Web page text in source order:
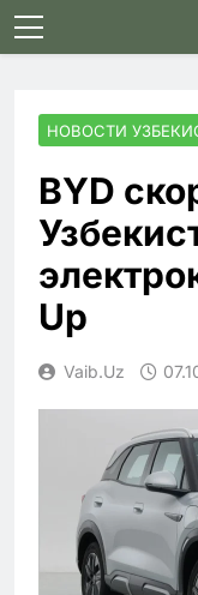
Skip
to
НОВОСТИ
BYD
Up
Vaib.uz